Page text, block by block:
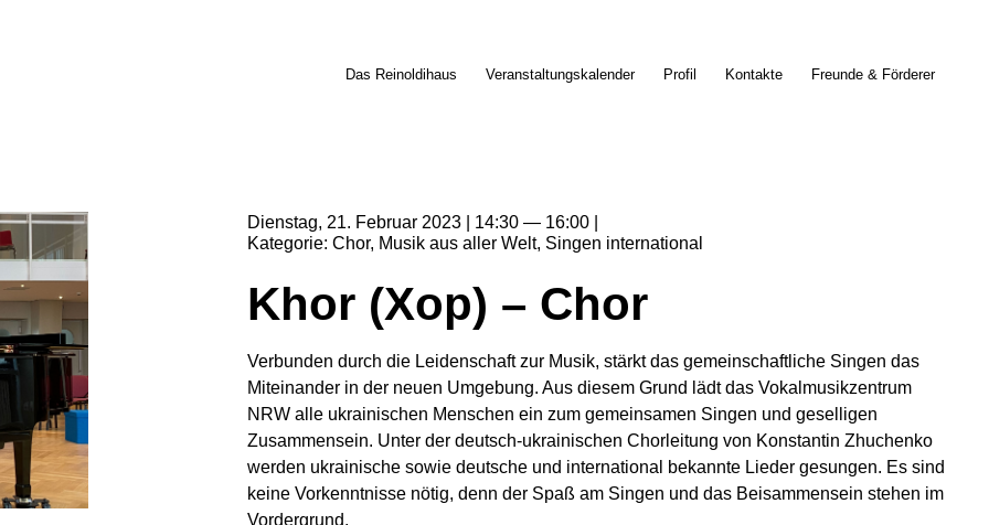
Das Reinoldihaus Veranstaltungskalender Profil Kontakte Freunde & Förderer
Dienstag 21 Februar 2023 14:30
16:00
Kategorie Chor Musik aus aller Welt Singen international
Khor (Xop) – Chor
Verbunden durch die Leidenschaft zur Musik, stärkt das gemeinschaftliche Singen das
Miteinander in der neuen Umgebung. Aus diesem Grund lädt das Vokalmusikzentrum
NRW alle ukrainischen Menschen ein zum gemeinsamen Singen und geselligen
Zusammensein. Unter der deutsch-ukrainischen Chorleitung von Konstantin Zhuchenko
werden ukrainische sowie deutsche und international bekannte Lieder gesungen. Es sind
keine Vorkenntnisse nötig, denn der Spaß am Singen und das Beisammensein stehen im
Vordergrund.